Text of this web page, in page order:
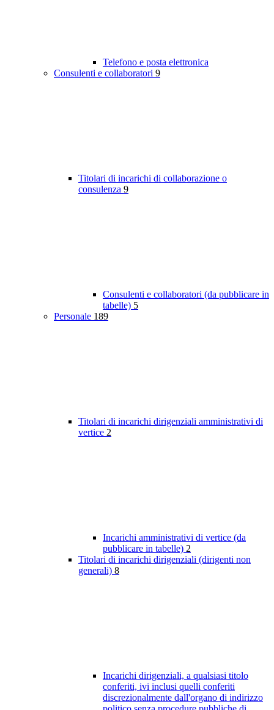
Telefono e posta elettronica
Consulenti e collaboratori 9
Titolari di incarichi di collaborazione o
consulenza 9
Consulenti e collaboratori (da pubblicare in
tabelle) 5
Personale 189
Titolari di incarichi dirigenziali amministrativi di
vertice 2
Incarichi amministrativi di vertice (da
pubblicare in tabelle) 2
Titolari di incarichi dirigenziali (dirigenti non
generali) 8
Incarichi dirigenziali, a qualsiasi titolo
conferiti, ivi inclusi quelli conferiti
discrezionalmente dall'organo di indirizzo